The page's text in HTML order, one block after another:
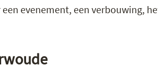
evenement, een verbouwing,